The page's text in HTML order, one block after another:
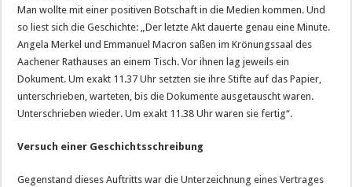
Man wollte mit einer positiven Botschaft in die Medien kommen. Und
so liest sich die Geschichte: „Der letzte Akt dauerte genau eine Minute.
Angela Merkel und Emmanuel Macron saßen im Krönungssaal des
Aachener Rathauses an einem Tisch. Vor ihnen lag jeweils ein
Dokument. Um exakt 11.37 Uhr setzten sie ihre Stifte auf das Papier,
unterschrieben, warteten, bis die Dokumente ausgetauscht waren.
Unterschrieben wieder. Um exakt 11.38 Uhr waren sie fertig“.
Versuch einer Geschichtsschreibung
Gegenstand dieses Auftritts war die Unterzeichnung eines Vertrages